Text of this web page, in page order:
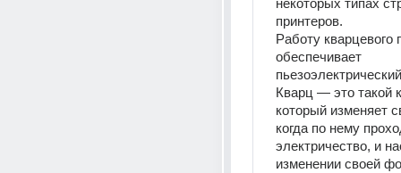
некоторых типах
принтеров.
Работу кварцевого
обеспечивает
Кварц — это такой
который изменяет
когда по нему
электричество, и
изменении своей